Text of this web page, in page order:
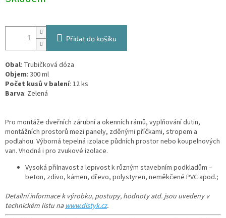
Přidat do košíku
Obal: Trubičková dóza
Objem: 300 ml
Počet kusů v balení: 12 ks
Barva: Zelená
Pro montáže dveřních zárubní a okenních rámů, vyplňování dutin,
montážních prostorů mezi panely, zděnými příčkami, stropem a
podlahou. Výborná tepelná izolace půdních prostor nebo koupelnových
van. Vhodná i pro zvukové izolace.
Vysoká přilnavost a lepivost k různým stavebním podkladům –
beton, zdivo, kámen, dřevo, polystyren, neměkčené PVC apod.;
Detailní informace k výrobku, postupy, hodnoty atd. jsou uvedeny v
technickém listu nawww.distyk.cz.